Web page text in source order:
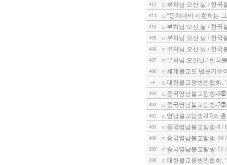
412 부처님 오신 날 / 한국
411 “동체대비 시현하는
410 부처님 오신 날 / 한국
409 부처님 오신 날 / 한국
408 부처님 오신 날 / 한국
407 부처님 오신닐 / 한국
406
세계불교도 법륜기수
대한불교웅변인협회,
404 중국영남불교탐방-
403 중국영남불교탐방-
402 영남불교탐방-8 5조
401 중국영남불교탐방-9 /
400 중국영남불교탐방-10
399 중국영남불교탐방-11
398 대한불교웅변인협회,